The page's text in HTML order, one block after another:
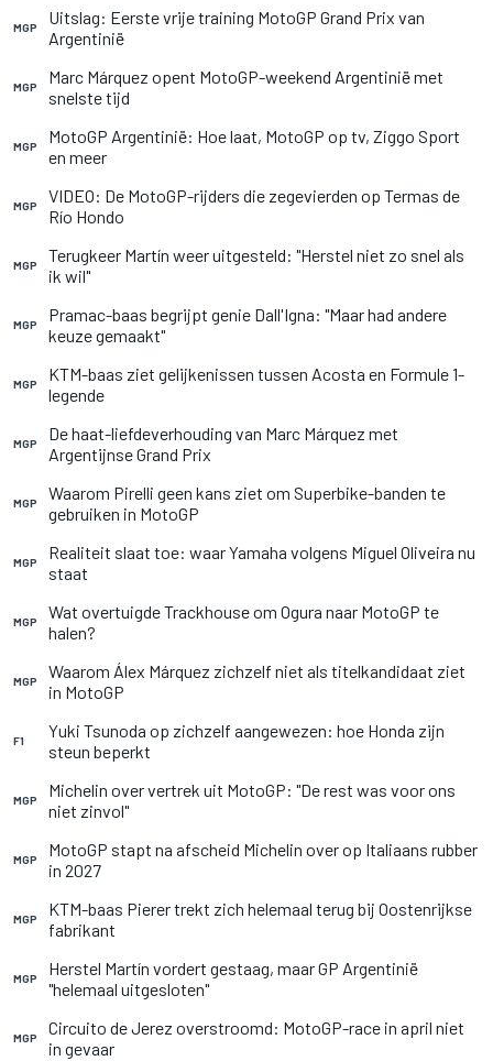
MGP
Uitslag: Eerste vrije training MotoGP Grand Prix van
Argentinië
MGP
Marc Márquez opent MotoGP-weekend Argentinië met
snelste tijd
MGP
MotoGP Argentinië: Hoe laat, MotoGP op tv, Ziggo Sport
en meer
MGP
VIDEO: De MotoGP-rijders die zegevierden op Termas de
Río Hondo
MGP
Terugkeer Martín weer uitgesteld: "Herstel niet zo snel als
ik wil"
MGP
Pramac-baas begrijpt genie Dall'Igna: "Maar had andere
keuze gemaakt"
MGP
KTM-baas ziet gelijkenissen tussen Acosta en Formule 1-
legende
MGP
De haat-liefdeverhouding van Marc Márquez met
Argentijnse Grand Prix
MGP
Waarom Pirelli geen kans ziet om Superbike-banden te
gebruiken in MotoGP
MGP
Realiteit slaat toe: waar Yamaha volgens Miguel Oliveira nu
staat
MGP
Wat overtuigde Trackhouse om Ogura naar MotoGP te
halen?
MGP
Waarom Álex Márquez zichzelf niet als titelkandidaat ziet
in MotoGP
F1
Yuki Tsunoda op zichzelf aangewezen: hoe Honda zijn
steun beperkt
MGP
Michelin over vertrek uit MotoGP: "De rest was voor ons
niet zinvol"
MGP
MotoGP stapt na afscheid Michelin over op Italiaans rubber
in 2027
MGP
KTM-baas Pierer trekt zich helemaal terug bij Oostenrijkse
fabrikant
MGP
Herstel Martín vordert gestaag, maar GP Argentinië
"helemaal uitgesloten"
MGP
Circuito de Jerez overstroomd: MotoGP-race in april niet
in gevaar